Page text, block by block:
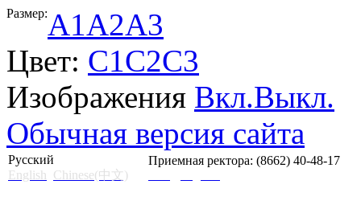
Размер:A1A2A3
Цвет: C1C2C3
Изображения Вкл.Выкл.
Обычная версия сайта
Русский
English Chinese(中文)
Приемная ректора: (8662) 40-48-17